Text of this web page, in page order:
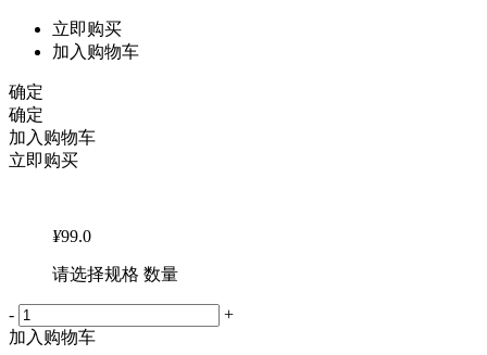
立即购买
加入购物车
确定
确定
加入购物车
立即购买
¥99.0
请选择规格 数量
-
+
加入购物车